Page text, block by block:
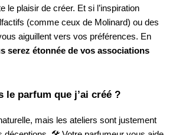
le plaisir de créer. Et si l’inspiration
(comme ceux de Molinard) ou des
aiguillent vers vos préférences. En
serez étonnée de vos associations
le parfum que j’ai créé ?
mais les ateliers sont justement